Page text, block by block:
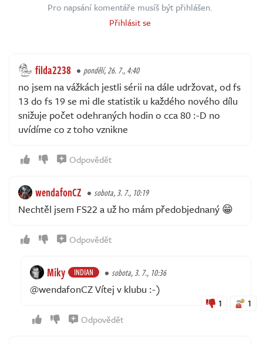
Pro napsání komentáře musíš být přihlášen.
Přihlásit se
filda2238 pondělí, 26. 7., 4:40
no jsem na vážkách jestli sérii na dále udržovat, od fs
13 do fs 19 se mi dle statistik u každého nového dílu
snižuje počet odehraných hodin o cca 80 :-D no
uvídíme co z toho vznikne
Odpovědět
wendafonCZ sobota, 3. 7., 10:19
Nechtěl jsem FS22 a už ho mám předobjednaný 😁
Odpovědět
Miky INDIAN sobota, 3. 7., 10:36
@wendafonCZ Vítej v klubu :-)
1 1
Odpovědět